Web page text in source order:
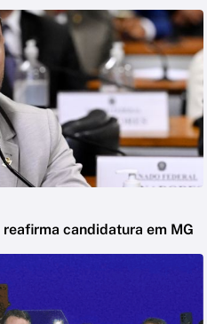
candidatura em MG